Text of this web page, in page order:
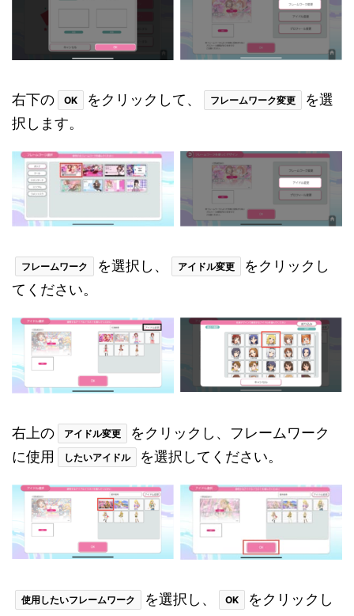
右下の OK をクリックして、 フレームワーク変更
を選
択します。
フレームワーク を選択し、 アイドル変更
をクリックし
てください。
右上の アイドル変更
をクリックし、フレームワーク
に使用
したいアイドル を選択してください。
使用したいフレームワーク を選択し、 OK
をクリックし